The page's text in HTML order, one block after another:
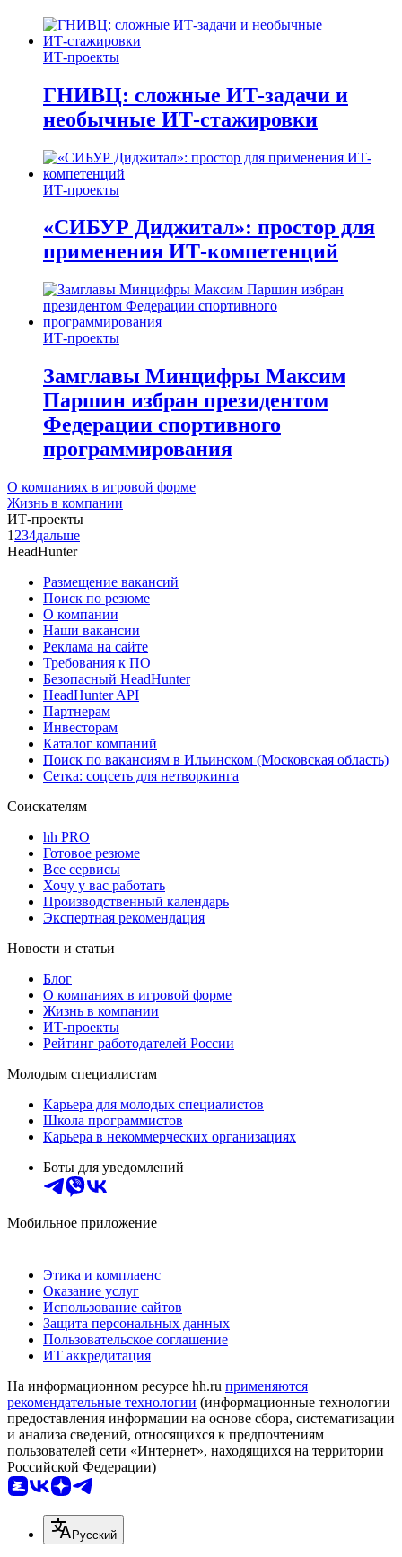
ИТ-проекты
ГНИВЦ: сложные ИТ‑задачи и
необычные ИТ‑стажировки
ИТ-проекты
«СИБУР Диджитал»: простор для
применения ИТ-компетенций
ИТ-проекты
Замглавы Минцифры Максим
Паршин избран президентом
Федерации спортивного
программирования
О компаниях в игровой форме
Жизнь в компании
ИТ-проекты
1 234дальше
HeadHunter
Размещение вакансий
Поиск по резюме
О компании
Наши вакансии
Реклама на сайте
Требования к ПО
Безопасный HeadHunter
HeadHunter API
Партнерам
Инвесторам
Каталог компаний
Поиск по вакансиям в Ильинском (Московская область)
Сетка: соцсеть для нетворкинга
Соискателям
hh PRO
Готовое резюме
Все сервисы
Хочу у вас работать
Производственный календарь
Экспертная рекомендация
Новости и статьи
Блог
О компаниях в игровой форме
Жизнь в компании
ИТ-проекты
Рейтинг работодателей России
Молодым специалистам
Карьера для молодых специалистов
Школа программистов
Карьера в некоммерческих организациях
Боты для уведомлений
Мобильное приложение
Этика и комплаенс
Оказание услуг
Использование сайтов
Защита персональных данных
Пользовательское соглашение
ИТ аккредитация
На информационном ресурсе hh.ru применяются
рекомендательные технологии (информационные технологии
предоставления информации на основе сбора, систематизации
и анализа сведений, относящихся к предпочтениям
пользователей сети «Интернет», находящихся на территории
Российской Федерации)
Русский